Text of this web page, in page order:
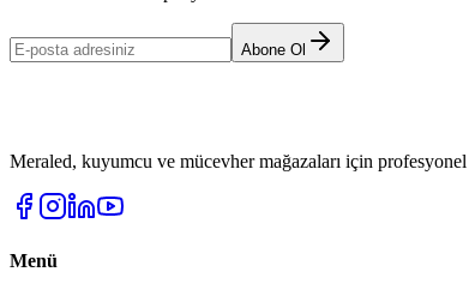
Abone Ol
Meraled, kuyumcu ve mücevher mağazaları için
Menü